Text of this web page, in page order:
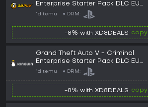
Enterprise Starter Pack DLC EU
PS4 CD Key
1d temu DRM:
-8% with XD8DEALS copy
Grand Theft Auto V - Criminal
Enterprise Starter Pack DLC EU
PS4 CD Key
1d temu DRM:
-8% with XD8DEALS copy